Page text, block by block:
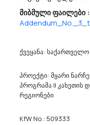
Ა(ა)იპ Დედოფლისწყაროს
Ახალგაზრდობის Ცენტრი Აცხადებს
ა(ა)იპ
სპორტისა და
ბიო ტუალეტების
მიბმული ფაილები :
ქვეყანა: საქართველო
პროექტი: მყარი
პროგრამა II კახეთის
რეგიონები
KfW No.: 509333